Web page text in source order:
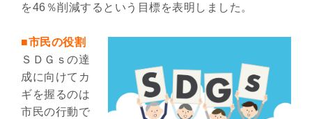
を46％削減するという目標を表明しました。
■市民の役割
ＳＤＧｓの達
成に向けてカ
ギを握るのは
市民の行動で